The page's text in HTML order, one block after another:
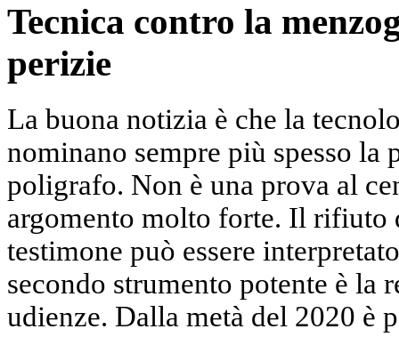
Tecnica contro la
perizie
La buona notizia è che la
nominano sempre più spesso
poligrafo. Non è una prova al
argomento molto forte. Il rifiuto
testimone può essere
secondo strumento potente è la
udienze. Dalla metà del 2020 è